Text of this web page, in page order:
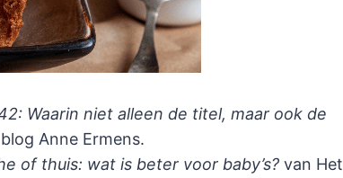
Waarin niet alleen de titel, maar ook de
Anne Ermens.
of thuis: wat is beter voor baby’s? van Het